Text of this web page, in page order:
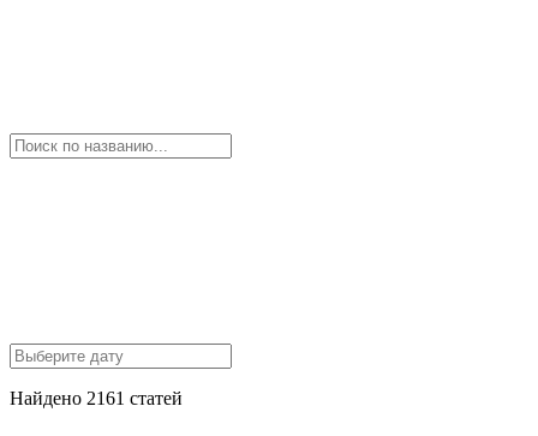
Найдено 2161 статей